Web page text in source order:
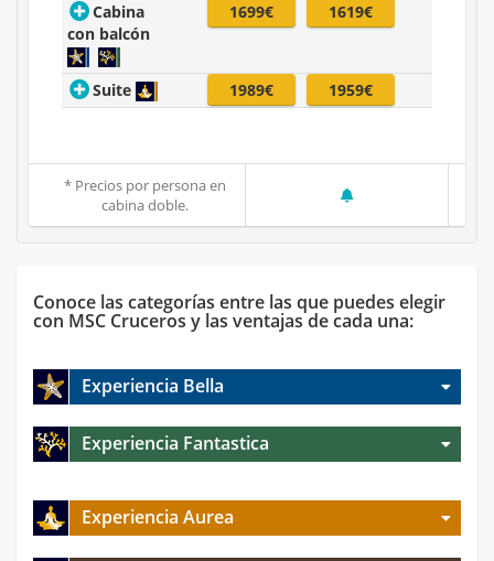
Cabina
con balcón
1699€ 1619€
Suite 1989€ 1959€
* Precios por persona en
cabina doble.
Conoce las categorías entre las que puedes elegir
con MSC Cruceros y las ventajas de cada una:
Experiencia Bella
Experiencia Fantastica
Experiencia Aurea